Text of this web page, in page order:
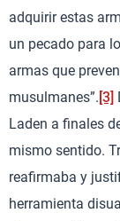
adquirir estas
un pecado para
armas que
musulmanes”. [3]
Laden a finales
mismo sentido.
reafirmaba y
herramienta